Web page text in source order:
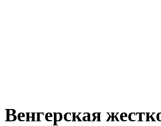
Венгерская